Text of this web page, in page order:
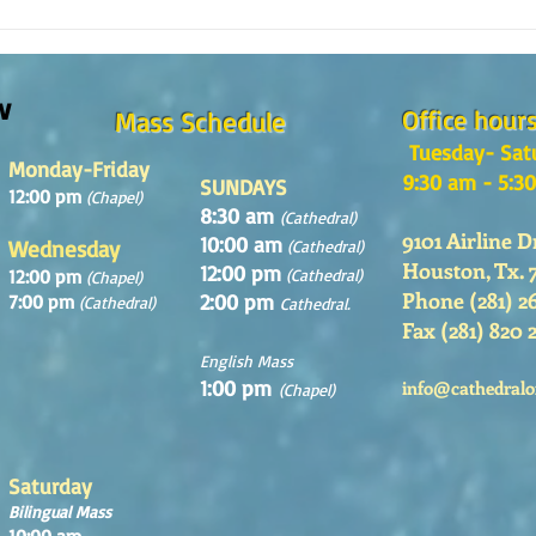
Sunday August, 9th, 2026
Mass Schedule
Monday-Friday
12:00 pm (Chapel)
Wednesday
12:00 pm (Chapel)
7:00 pm (Cathedral)
SUNDAYS
8:30 am (Cathedral)
10:00 am (Cathedral)
12:00 pm (Cathedral)
2:00 pm Cathedral.
English Mass
1:00 pm (Chapel)
Office
Tuesday-
9:30 am -
9101 Airline
Houston, Tx.
Phone (281)
Fax (281) 820
Saturday
Bilingual Mass